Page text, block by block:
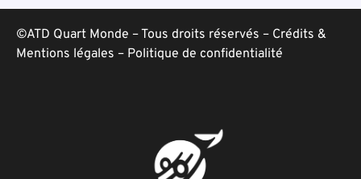
©ATD Quart Monde – Tous droits réservés – Crédits &
Mentions légales – Politique de confidentialité